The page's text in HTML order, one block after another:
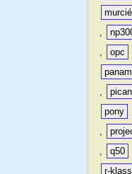
,
,
opc
,
pony
,
,
q50
r-